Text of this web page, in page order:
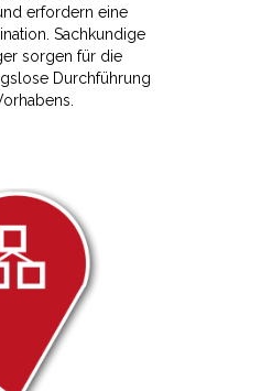
erfordern eine
Sachkundige
sorgen für die
Durchführung